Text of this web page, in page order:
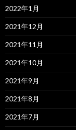
2022年1月
2021年12月
2021年11月
2021年10月
2021年9月
2021年8月
2021年7月